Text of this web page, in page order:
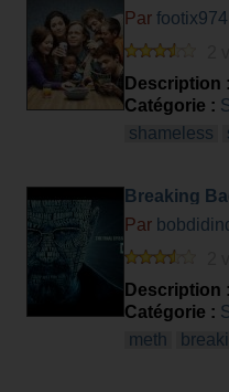
Par footix974
Description :
Catégorie :
shameless
Breaking
Par
Description :
Catégorie :
meth